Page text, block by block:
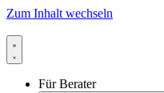
Zum Inhalt wechseln
Für Berater